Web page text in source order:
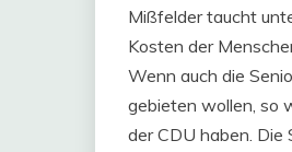
Mißfelder taucht
Kosten der
Wenn auch die
gebieten wollen, so
der CDU haben. Die